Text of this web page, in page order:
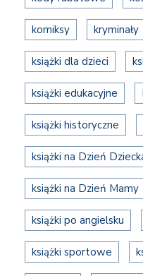
komiksy kryminały
książki dla dzieci
książki edukacyjne
książki historyczne
książki na Dzień
książki na Dzień Mamy
książki po angielsku
książki sportowe